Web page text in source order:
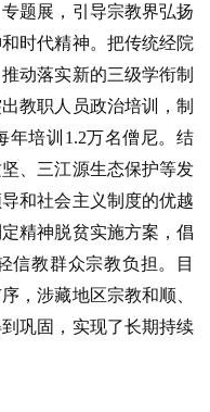
题展，引导宗教界弘扬
时代精神。把传统经院
动落实新的三级学衔制
教职人员政治培训，制
年培训1.2万名僧尼。结
、三江源生态保护等发
和社会主义制度的优越
精神脱贫实施方案，倡
信教群众宗教负担。目
，涉藏地区宗教和顺、
巩固，实现了长期持续